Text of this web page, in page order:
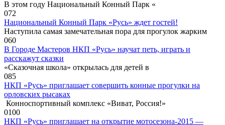
В этом году Национальный Конный Парк «
072
Национальный Конный Парк «Русь» ждет гостей!
Наступила самая замечательная пора для прогулок жарким
060
В Городе Мастеров НКП «Русь» научат петь, играть и
расскажут сказки
«Сказочная школа» открылась для детей в
085
НКП «Русь» приглашает совершить конные прогулки на
орловских рысаках
Конноспортивный комплекс «Виват, Россия!»
0100
НКП «Русь» приглашает на открытие мотосезона-2015 —